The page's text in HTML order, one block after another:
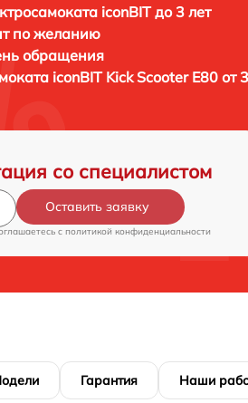
iconBIT до 3 лет
по желанию
обращения
iconBIT Kick Scooter E80 от
со специалистом
Оставить заявку
c политикой конфиденциальности
Гарантия Наши